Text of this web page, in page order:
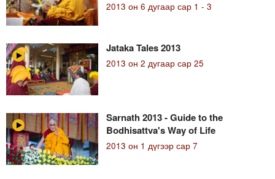
2013 он 6 дугаар сар 1 - 3
Jataka Tales 2013
2013 он 2 дугаар сар 25
Sarnath 2013 - Guide to the
Bodhisattva's Way of Life
2013 он 1 дүгээр сар 7